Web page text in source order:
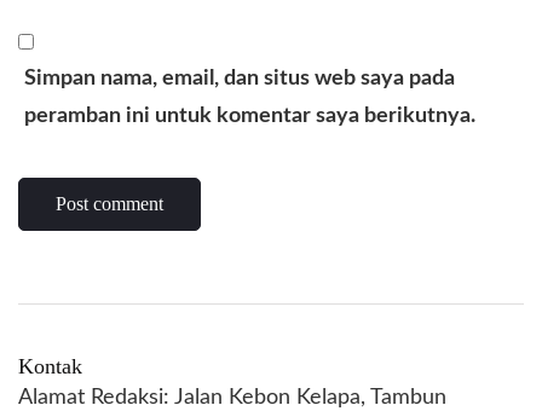
Simpan nama, email, dan situs web saya pada
peramban ini untuk komentar saya berikutnya.
Kontak
Alamat Redaksi: Jalan Kebon Kelapa, Tambun